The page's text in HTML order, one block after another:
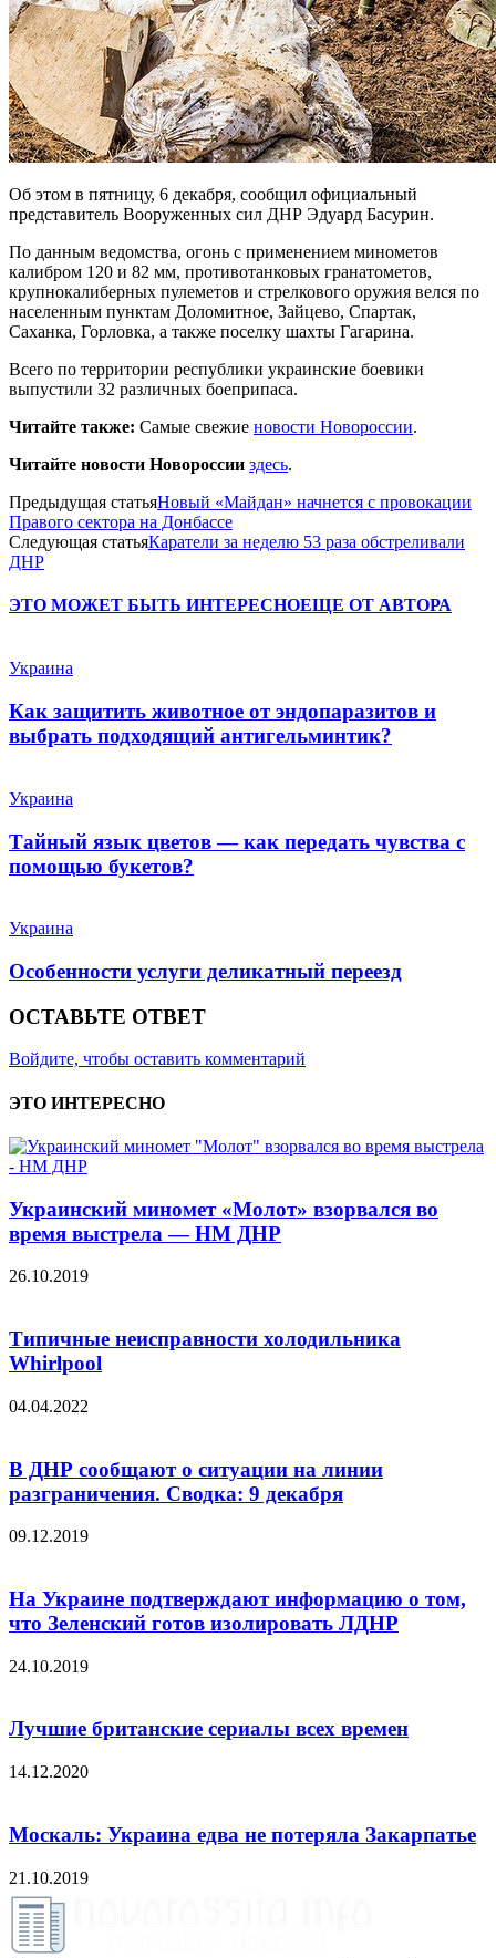
Об этом в пятницу, 6 декабря, сообщил официальный
представитель Вооруженных сил ДНР Эдуард Басурин.
По данным ведомства, огонь с применением минометов
калибром 120 и 82 мм, противотанковых гранатометов,
крупнокалиберных пулеметов и стрелкового оружия велся по
населенным пунктам Доломитное, Зайцево, Спартак,
Саханка, Горловка, а также поселку шахты Гагарина.
Всего по территории республики украинские боевики
выпустили 32 различных боеприпаса.
Читайте также: Самые свежие новости Новороссии.
Читайте новости Новороссии здесь.
Предыдущая статьяНовый «Майдан» начнется с провокации
Правого сектора на Донбассе
Следующая статьяКаратели за неделю 53 раза обстреливали
ДНР
ЭТО МОЖЕТ БЫТЬ ИНТЕРЕСНОЕЩЕ ОТ АВТОРА
Украина
Как защитить животное от эндопаразитов и
выбрать подходящий антигельминтик?
Украина
Тайный язык цветов — как передать чувства с
помощью букетов?
Украина
Особенности услуги деликатный переезд
ОСТАВЬТЕ ОТВЕТ
Войдите, чтобы оставить комментарий
ЭТО ИНТЕРЕСНО
Украинский миномет «Молот» взорвался во
время выстрела — НМ ДНР
26.10.2019
Типичные неисправности холодильника
Whirlpool
04.04.2022
В ДНР сообщают о ситуации на линии
разграничения. Сводка: 9 декабря
09.12.2019
На Украине подтверждают информацию о том,
что Зеленский готов изолировать ЛДНР
24.10.2019
Лучшие британские сериалы всех времен
14.12.2020
Москаль: Украина едва не потеряла Закарпатье
21.10.2019